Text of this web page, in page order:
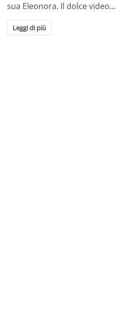
sua Eleonora. Il dolce video…
Leggi di più